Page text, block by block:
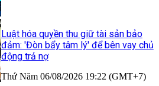
Luật hóa quyền thu giữ tài sản bảo
đảm: 'Đòn bẩy tâm lý' để bên vay chủ
động trả nợ
Thứ Năm 06/08/2026 19:22 (GMT+7)